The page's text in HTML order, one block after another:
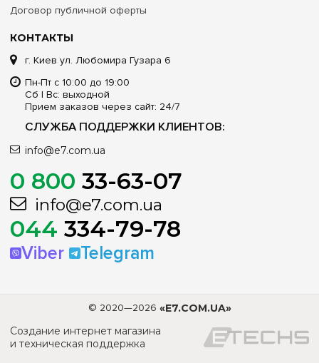
КОНТАКТЫ
г. Киев ул. Любомира Гузара 6
Пн-Пт с 10:00 до 19:00
Сб | Вс: выходной
Прием заказов через сайт: 24/7
СЛУЖБА ПОДДЕРЖКИ КЛИЕНТОВ:
info@e7.com.ua
0 800 33-63-07
info@e7.com.ua
044 334-79-78
Viber Telegram
Договор публичной оферты
© 2020—2026 «E7.COM.UA»
Создание интернет магазина
и техническая поддержка